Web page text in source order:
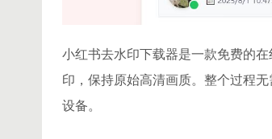
小红书去水印下载器是一款免费的
印，保持原始高清画质。整个过程
设备。